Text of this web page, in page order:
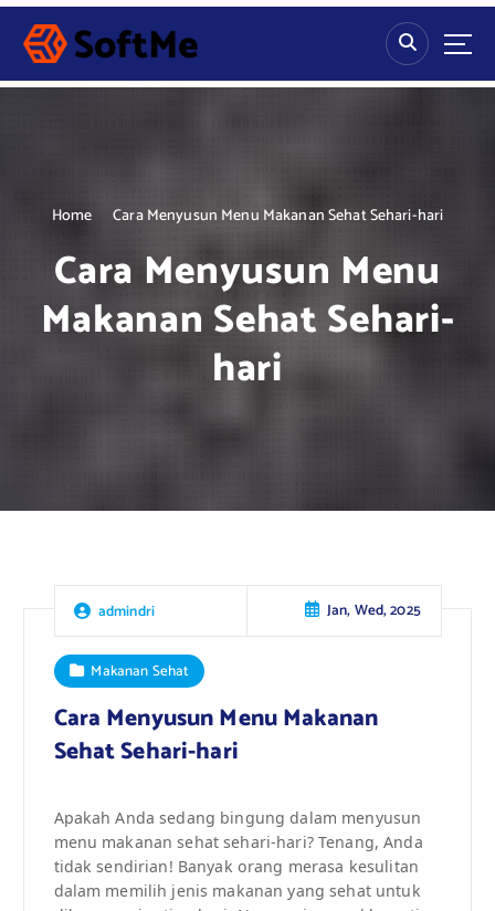
S
p
Home Cara Menyusun Menu Makanan Sehat Sehari-hari
Cara Menyusun Menu
Makanan Sehat Sehari-
hari
admindri Jan, Wed, 2025
Makanan Sehat
Cara Menyusun Menu Makanan
Sehat Sehari-hari
Apakah Anda sedang bingung dalam menyusun
menu makanan sehat sehari-hari? Tenang, Anda
tidak sendirian! Banyak orang merasa kesulitan
dalam memilih jenis makanan yang sehat untuk